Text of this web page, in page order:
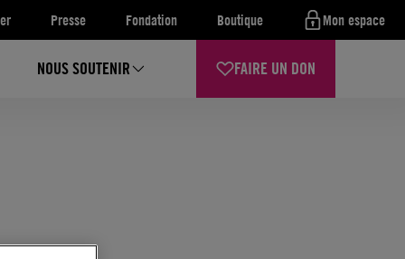
Presse Fondation Boutique Mon espace
NOUS SOUTENIR FAIRE UN DON